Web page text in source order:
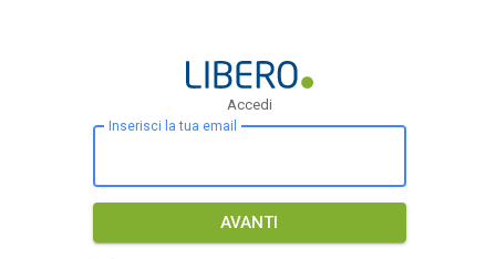
Accedi
Inserisci la tua email
AVANTI